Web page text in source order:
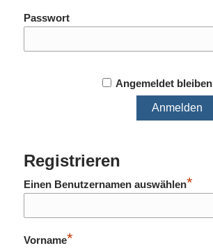
Passwort
Angemeldet bleiben
Registrieren
Einen Benutzernamen auswählen*
Vorname*